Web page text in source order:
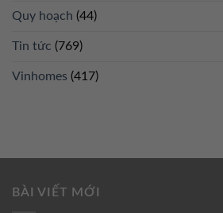
Quy hoạch (44)
Tin tức (769)
Vinhomes (417)
BÀI VIẾT MỚI